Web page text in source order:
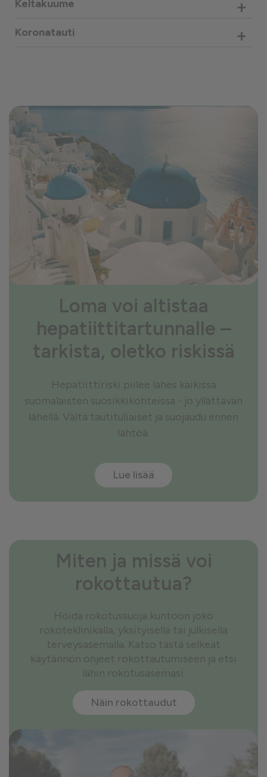
Keltakuume +
Koronatauti +
Loma voi altistaa
hepatiittitartunnalle –
tarkista, oletko riskissä
Hepatiittiriski piilee lähes kaikissa
suomalaisten suosikkikohteissa - jo yllättävän
lähellä. Vältä tautituliaiset ja suojaudu ennen
lähtöä.
Lue lisää
Miten ja missä voi
rokottautua?
Hoida rokotussuoja kuntoon joko
rokoteklinikalla, yksityisellä tai julkisella
terveysasemalla. Katso tästä selkeät
käytännön ohjeet rokottautumiseen ja etsi
lähin rokotusasemasi.
Näin rokottaudut